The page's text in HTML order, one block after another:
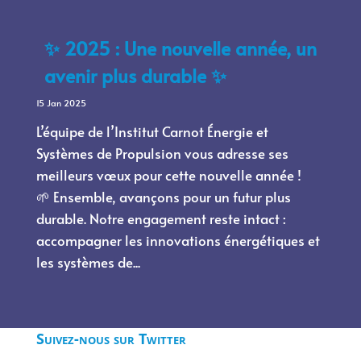
✨ 2025 : Une nouvelle année, un
avenir plus durable ✨
15 Jan 2025
L’équipe de l’Institut Carnot Énergie et
Systèmes de Propulsion vous adresse ses
meilleurs vœux pour cette nouvelle année !
🌱 Ensemble, avançons pour un futur plus
durable. Notre engagement reste intact :
accompagner les innovations énergétiques et
les systèmes de...
Suivez-nous sur Twitter